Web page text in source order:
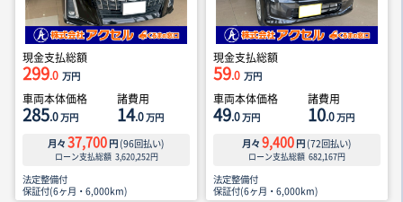
現金支払総額
299.0 万円
車両本体価格
285.0万円
諸費用
14.0万円
月々 37,700 円 (96回払い)
ローン支払総額 3,620,252円
法定整備付
保証付(6ヶ月・6,000km)
現金支払総額
59.0 万円
車両本体価格
49.0万円
諸費用
10.0万円
月々 9,400 円 (72回払い)
ローン支払総額 682,167円
法定整備付
保証付(6ヶ月・6,000km)